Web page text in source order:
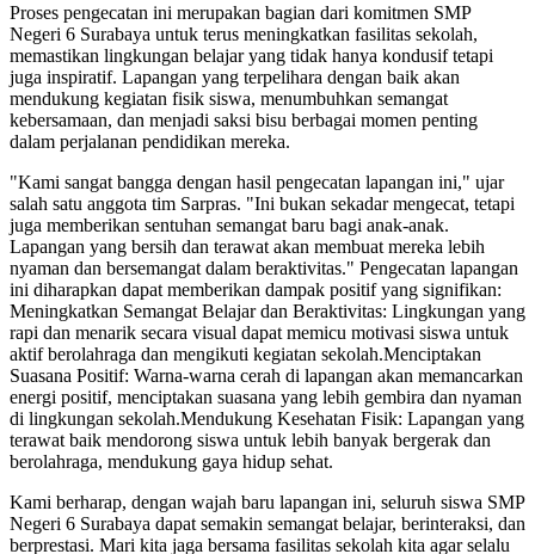
Proses pengecatan ini merupakan bagian dari komitmen SMP
Negeri 6 Surabaya untuk terus meningkatkan fasilitas sekolah,
memastikan lingkungan belajar yang tidak hanya kondusif tetapi
juga inspiratif. Lapangan yang terpelihara dengan baik akan
mendukung kegiatan fisik siswa, menumbuhkan semangat
kebersamaan, dan menjadi saksi bisu berbagai momen penting
dalam perjalanan pendidikan mereka.
"Kami sangat bangga dengan hasil pengecatan lapangan ini," ujar
salah satu anggota tim Sarpras. "Ini bukan sekadar mengecat, tetapi
juga memberikan sentuhan semangat baru bagi anak-anak.
Lapangan yang bersih dan terawat akan membuat mereka lebih
nyaman dan bersemangat dalam beraktivitas." Pengecatan lapangan
ini diharapkan dapat memberikan dampak positif yang signifikan:
Meningkatkan Semangat Belajar dan Beraktivitas: Lingkungan yang
rapi dan menarik secara visual dapat memicu motivasi siswa untuk
aktif berolahraga dan mengikuti kegiatan sekolah.Menciptakan
Suasana Positif: Warna-warna cerah di lapangan akan memancarkan
energi positif, menciptakan suasana yang lebih gembira dan nyaman
di lingkungan sekolah.Mendukung Kesehatan Fisik: Lapangan yang
terawat baik mendorong siswa untuk lebih banyak bergerak dan
berolahraga, mendukung gaya hidup sehat.
Kami berharap, dengan wajah baru lapangan ini, seluruh siswa SMP
Negeri 6 Surabaya dapat semakin semangat belajar, berinteraksi, dan
berprestasi. Mari kita jaga bersama fasilitas sekolah kita agar selalu